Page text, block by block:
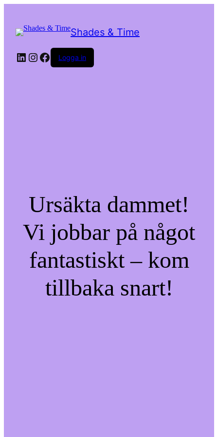
Shades & Time
LinkedIn
Instagram
Facebook
Logga in
Ursäkta dammet!
Vi jobbar på något
fantastiskt – kom
tillbaka snart!